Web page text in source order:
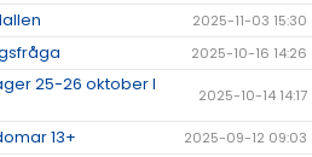
2025-11-03 15:30
2025-10-16 14:26
25-26 oktober I
2025-10-14 14:17
13+ 2025-09-12 09:03